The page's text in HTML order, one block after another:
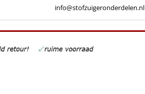
info@stofzuigeronderdelen.nl